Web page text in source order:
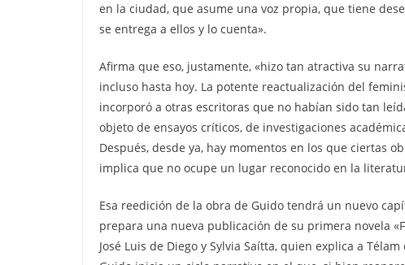
en la ciudad, que asume una voz propia, que tiene
se entrega a ellos y lo cuenta».
Afirma que eso, justamente, «hizo tan atractiva su
incluso hasta hoy. La potente reactualización del
incorporó a otras escritoras que no habían sido tan
objeto de ensayos críticos, de investigaciones
Después, desde ya, hay momentos en los que ciertas
implica que no ocupe un lugar reconocido en la
Esa reedición de la obra de Guido tendrá un nuevo
prepara una nueva publicación de su primera novela
José Luis de Diego y Sylvia Saítta, quien explica a